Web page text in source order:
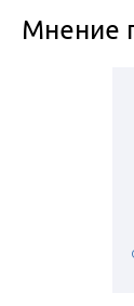
Мнение